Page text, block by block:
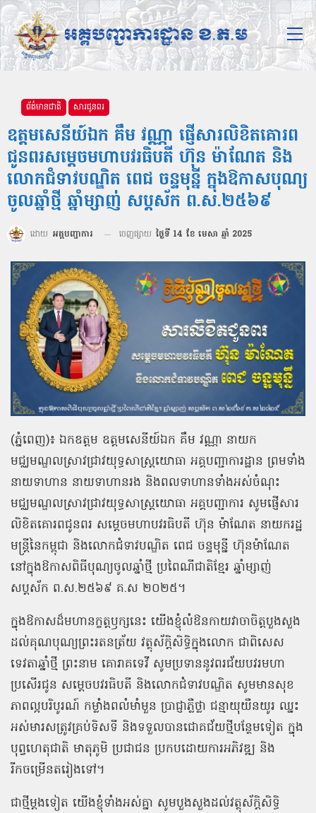
ព័ត៌មានជាតិ សារជូនពរ
ឧត្តមសេនីយ៍ឯក គឹម វណ្ណា ផ្ញើសារលិខិតគោរព
ជូនពរសម្ដេចមហាបវរធិបតី ហ៊ុន ម៉ាណែត និង
លោកជំទាវបណ្ឌិត ពេជ ចន្ទមុន្នី ក្នុងឱកាសបុណ្យ
ចូលឆ្នាំថ្មី ឆ្នាំម្សាញ់ សប្តស័ក ព.ស.២៥៦៩
ដោយ អគ្គបញ្ជាការ ចេញផ្សាយ ថ្ងៃទី 14 ខែ មេសា ឆ្នាំ 2025
(ភ្នំពេញ)៖ ឯកឧត្ដម ឧត្តមសេនីយ៍ឯក គឹម វណ្ណា នាយក
មជ្ឈមណ្ឌលស្រាវជ្រាវយុទ្ធសាស្ត្រយោធា អគ្គបញ្ជាការដ្ឋាន ព្រមទាំង
នាយទាហាន នាយទាហានរង និងពលទាហានទាំងអស់ចំណុះ
មជ្ឈមណ្ឌលស្រាវជ្រាវយុទ្ធសាស្ត្រយោធា អគ្គបញ្ជាការ សូមផ្ញើសារ
លិខិតគោរពជូនពរ សម្ដេចមហាបវរធិបតី ហ៊ុន ម៉ាណែត នាយករដ្ឋ
មន្ត្រីនៃកម្ពុជា និងលោកជំទាវបណ្ឌិត ពេជ ចន្ទមុន្នី ហ៊ុនម៉ាណែត
នៅក្នុងឱកាសពិធីបុណ្យចូលឆ្នាំថ្មី ប្រពៃណីជាតិខ្មែរ ឆ្នាំម្សាញ់
សប្តស័ក ព.ស.២៥៦៩ គ.ស ២០២៥។
ក្នុងឱកាសដ៏មហានក្ខត្តឫក្សនេះ យើងខ្ញុំលំឱនកាយវាចាចិត្តបួងសួង
ដល់គុណបុណ្យព្រះរតនត្រ័យ វត្ថុស័ក្ដិសិទ្ធិក្នុងលោក ជាពិសេស
ទេវតាឆ្នាំថ្មី ព្រះនាម គោរាគទេវី សូមប្រទាននូវពរជ័យបវរមហា
ប្រសើរជូន សម្ដេចបវរធិបតី និងលោកជំទាវបណ្ឌិត សូមមានសុខ
ភាពល្អបរិបូរណ៍ កម្លាំងពលំមាំមួន ប្រាជ្ញាភ្លឺថ្លា ជន្មាយុយឺនយូរ ឈ្នះ
អស់មារសត្រូវគ្រប់ទិសទី និងទទួលបានជោគជ័យថ្មីបន្ថែមទៀត ក្នុង
បុព្វហេតុជាតិ មាតុភូមិ ប្រជាជន ប្រកបដោយការអភិវឌ្ឍ និង
រីកចម្រើនតរៀងទៅ។
ជាថ្មីម្ដងទៀត យើងខ្ញុំទាំងអស់គ្នា សូមបួងសួងដល់វត្ថុស័ក្តិសិទ្ធិ